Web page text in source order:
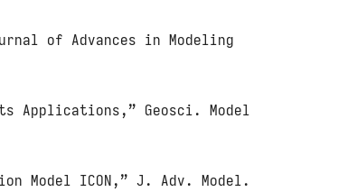
of Advances in Modeling
Applications,” Geosci. Model
Model ICON,” J. Adv. Model.